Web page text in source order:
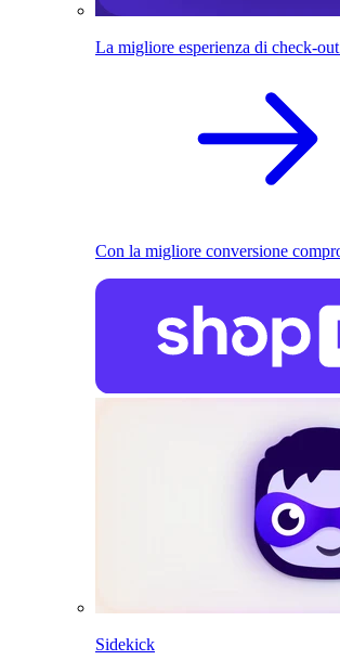
La migliore esperienza di check-
Con la migliore conversione
Sidekick